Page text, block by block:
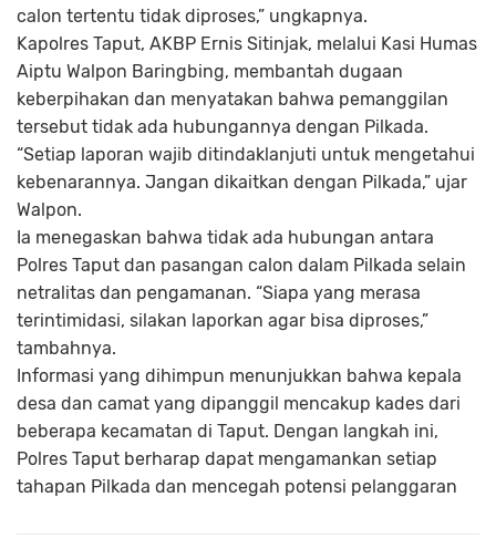
calon tertentu tidak diproses,” ungkapnya.
Kapolres Taput, AKBP Ernis Sitinjak, melalui Kasi Humas
Aiptu Walpon Baringbing, membantah dugaan
keberpihakan dan menyatakan bahwa pemanggilan
tersebut tidak ada hubungannya dengan Pilkada.
“Setiap laporan wajib ditindaklanjuti untuk mengetahui
kebenarannya. Jangan dikaitkan dengan Pilkada,” ujar
Walpon.
Ia menegaskan bahwa tidak ada hubungan antara
Polres Taput dan pasangan calon dalam Pilkada selain
netralitas dan pengamanan. “Siapa yang merasa
terintimidasi, silakan laporkan agar bisa diproses,”
tambahnya.
Informasi yang dihimpun menunjukkan bahwa kepala
desa dan camat yang dipanggil mencakup kades dari
beberapa kecamatan di Taput. Dengan langkah ini,
Polres Taput berharap dapat mengamankan setiap
tahapan Pilkada dan mencegah potensi pelanggaran